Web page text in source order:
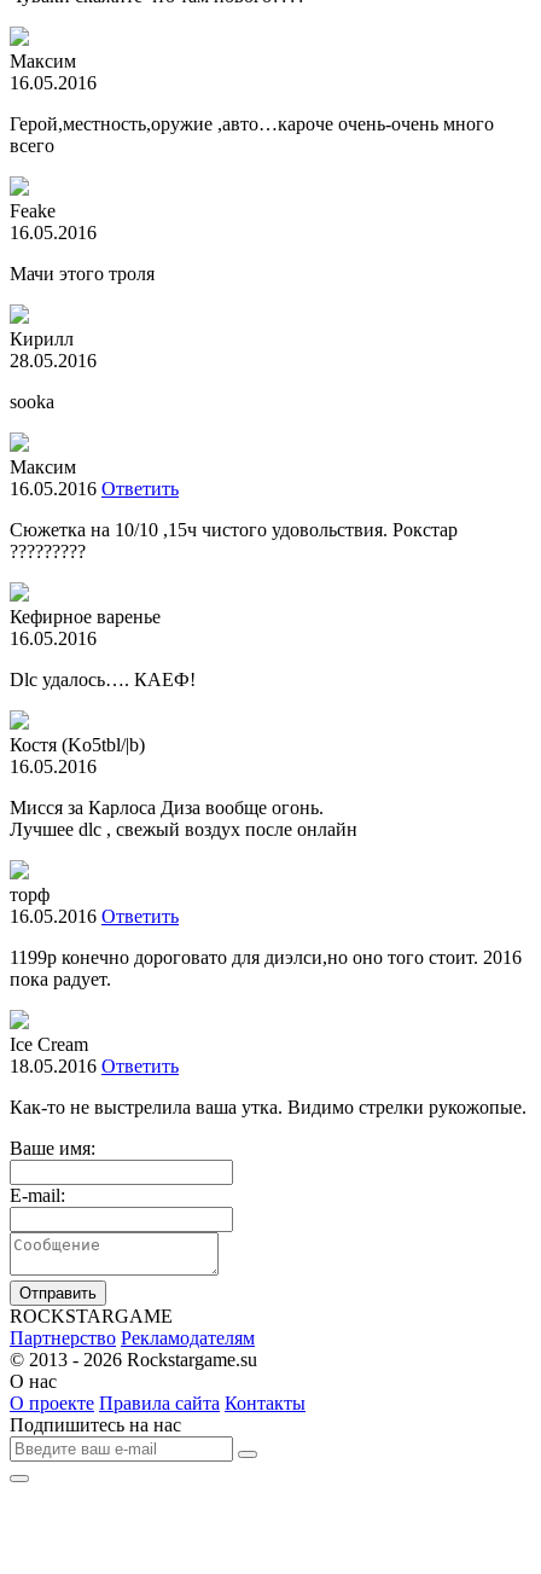
Максим
16.05.2016
Герой,местность,оружие ,авто…кароче очень-очень много
всего
Feake
16.05.2016
Мачи этого троля
Кирилл
28.05.2016
sooka
Максим
16.05.2016 Ответить
Сюжетка на 10/10 ,15ч чистого удовольствия. Рокстар
?????????
Кефирное варенье
16.05.2016
Dlc удалось…. КАЕФ!
Костя (Ko5tbl/|b)
16.05.2016
Мисся за Карлоса Диза вообще огонь.
Лучшее dlc , свежый воздух после онлайн
торф
16.05.2016 Ответить
1199р конечно дороговато для диэлси,но оно того стоит. 2016
пока радует.
Ice Cream
18.05.2016 Ответить
Как-то не выстрелила ваша утка. Видимо стрелки рукожопые.
Ваше имя:
E-mail:
Отправить
ROCKSTARGAME
Партнерство Рекламодателям
© 2013 - 2026 Rockstargame.su
О нас
О проекте Правила сайта Контакты
Подпишитесь на нас